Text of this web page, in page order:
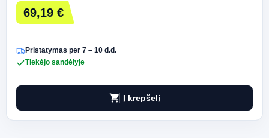
69,19 €
Pristatymas per 7 – 10 d.d.
Tiekėjo sandėlyje
shopping_cart Į krepšelį